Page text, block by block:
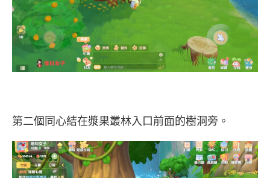
第二個同心結在漿果叢林入口前面的樹洞旁。